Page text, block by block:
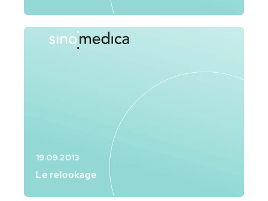
19.09.2013
Le relookage